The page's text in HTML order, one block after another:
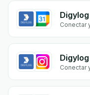
Conectar
Conectar